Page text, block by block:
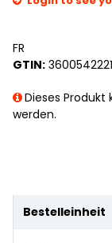
FR
GTIN:
Dieses
werden.
Bestelleinheit